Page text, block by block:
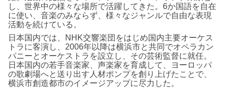
し、世界中の様々な場所で活躍してきた。6か国語を自在
に使い、音楽のみならず、様々なジャンルで自由な表現
活動を続けている。
日本国内では、NHK交響楽団をはじめ国内主要オーケス
トラに客演し、2006年以降は横浜市と共同でオペラカン
パニーとオーケストラを設立し、その芸術監督に就任。
日本国内の若手音楽家、声楽家を育成して、ヨーロッパ
の歌劇場へと送り出す人材ポンプを創り上げたことで、
横浜市創造都市のイメージアップに尽力した。